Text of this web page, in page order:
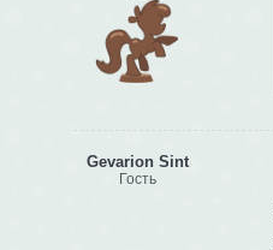
Gevarion Sint
Гость